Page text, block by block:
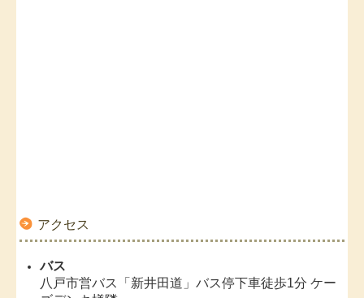
アクセス
バス
八戸市営バス「新井田道」バス停下車徒歩1分 ケー